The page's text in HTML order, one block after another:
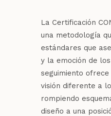
La Certificación
una metodología
estándares que
y la emoción de
seguimiento
visión diferente a
rompiendo
diseño a una